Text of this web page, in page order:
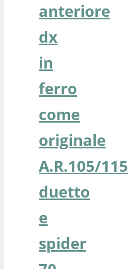
anteriore
dx
in
ferro
come
originale
A.R.105/115
duetto
e
spider